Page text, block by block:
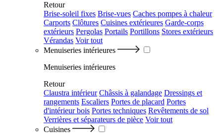
Retour
Brise-soleil fixes Brise-vues Caches pompes à chaleur
Carports Clôtures Cuisines extérieures Garde-corps
extérieurs Pergolas Portails Portillons Stores extérieurs
Vérandas Voir tout
Menuiseries intérieures
Menuiseries intérieures
Retour
Claustra intérieur Châssis à galandage Dressings et
rangements Escaliers Portes de placard Portes
d'intérieur bois Portes techniques Revêtements de sol
Verrières et séparateurs de pièce Voir tout
Cuisines